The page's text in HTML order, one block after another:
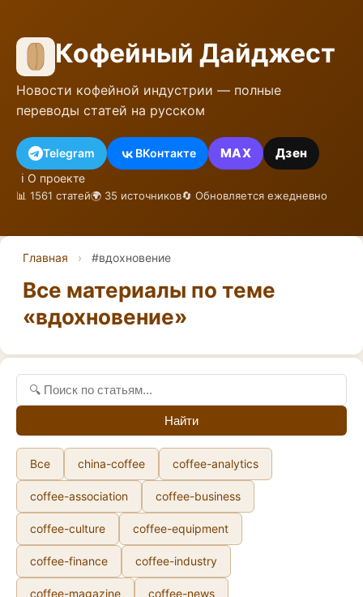
Кофейный Дайджест
Новости кофейной индустрии — полные
переводы статей на русском
Telegram ВКонтакте MAX Дзен
ℹ️ О проекте
📊 1561 статей🌍 35 источников🔄 Обновляется ежедневно
Главная › #вдохновение
Все материалы по теме
«вдохновение»
Найти
Все china-coffee coffee-analytics
coffee-association coffee-business
coffee-culture coffee-equipment
coffee-finance coffee-industry
coffee-magazine coffee-news